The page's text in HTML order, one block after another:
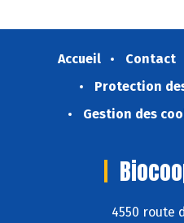
Accueil Contact
Protection
Gestion des
4550 route